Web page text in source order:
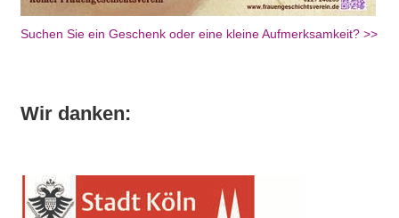
Suchen Sie ein Geschenk oder eine kleine Aufmerksamkeit? >>
Wir danken: